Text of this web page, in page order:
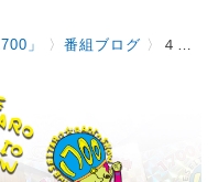
」 〉番組ブログ 〉 ４月７日（火）